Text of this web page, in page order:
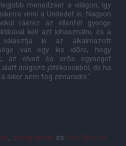
menedzser a világon, így
vinni a Unitedet is. Nagyon
ráérez az ellenfél gyenge
kell azt kihasználni, és a
választja ki az alkalmazott
van egy kis idõre, hogy
az elveit és erõs egységet
dolgozó játékosokból, de ha
siker sem fog elmaradni."
, Instagramon és YouTube-on